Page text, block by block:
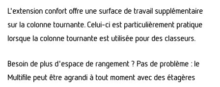
L'extension confort offre une surface de travail supplémentaire
sur la colonne tournante. Celui-ci est particulièrement pratique
lorsque la colonne tournante est utilisée pour des classeurs.
Besoin de plus d'espace de rangement ? Pas de problème : le
Multifile peut être agrandi à tout moment avec des étagères